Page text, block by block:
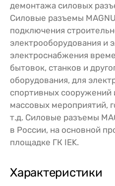
демонтажа силовых
Силовые разъемы
подключения
электрооборудования и
электроснабжения
бытовок, станков и
оборудования, для
спортивных сооружений
массовых мероприятий,
т.д. Силовые разъемы
в России, на основной
площадке ГК IEK.
Характеристики